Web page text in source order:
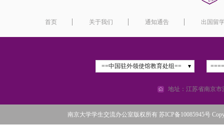
首页 关于我们 通知通告 出国留
==中国驻外领使馆教育处组==
地址：江苏省南京市
南京大学学生交流办公室版权所有 苏ICP备10085945号